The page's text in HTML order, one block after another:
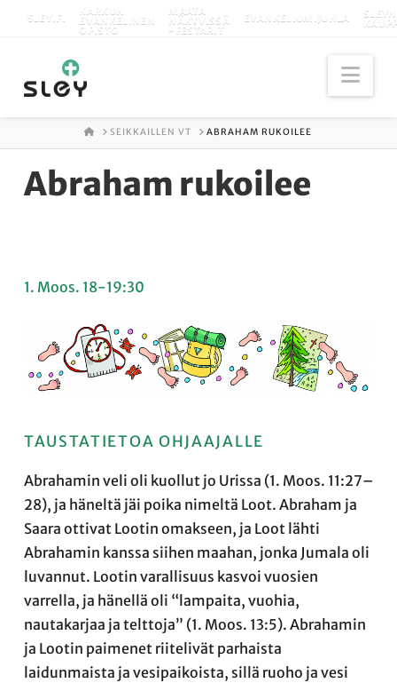
SLEY.FI
KARKUN
EVANKELINEN
OPISTO
MAATA
NÄKYVISSÄ
-FESTARIT
EVANKELIUMIJUHLA SLEYN
ETUSIVU
SEIKKAILLEN VT ABRAHAM RUKOILEE
Abraham rukoilee
1. Moos. 18-19:30
TAUSTATIETOA OHJAAJALLE
Abrahamin veli oli kuollut jo Urissa (1. Moos. 11:27–
28), ja häneltä jäi poika nimeltä Loot. Abraham ja
Saara ottivat Lootin omakseen, ja Loot lähti
Abrahamin kanssa siihen maahan, jonka Jumala oli
luvannut. Lootin varallisuus kasvoi vuosien
varrella, ja hänellä oli “lampaita, vuohia,
nautakarjaa ja telttoja” (1. Moos. 13:5). Abrahamin
ja Lootin paimenet riitelivät parhaista
laidunmaista ja vesipaikoista, sillä ruoho ja vesi